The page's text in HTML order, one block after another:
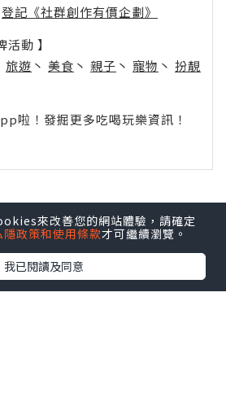
登記《社群創作有價企劃》
動 】
旅遊 丶 美食 丶 親子 丶 寵物 丶 扮靚
啦！發掘更多吃喝玩樂資訊！
來改善您的網站體驗，請確定
隱政策和使用條款才可繼續瀏覽。
我已閱讀及同意